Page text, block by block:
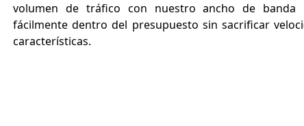
volumen de tráfico con nuestro ancho de banda
fácilmente dentro del presupuesto sin sacrificar
características.